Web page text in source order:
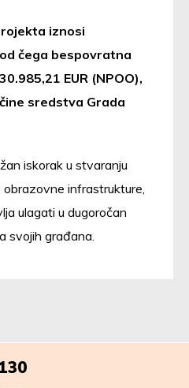
iznosi
čega bespovratna
EUR (NPOO),
sredstva Grada
iskorak u stvaranju
infrastrukture,
ulagati u dugoročan
svojih građana.
130